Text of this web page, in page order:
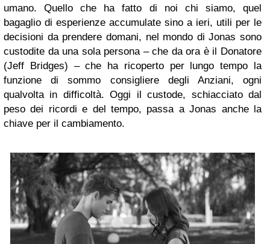
umano. Quello che ha fatto di noi chi siamo, quel
bagaglio di esperienze accumulate sino a ieri, utili per le
decisioni da prendere domani, nel mondo di Jonas sono
custodite da una sola persona – che da ora è il Donatore
(Jeff Bridges) – che ha ricoperto per lungo tempo la
funzione di sommo consigliere degli Anziani, ogni
qualvolta in difficoltà. Oggi il custode, schiacciato dal
peso dei ricordi e del tempo, passa a Jonas anche la
chiave per il cambiamento.